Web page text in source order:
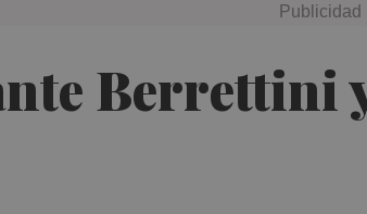
Berrettini